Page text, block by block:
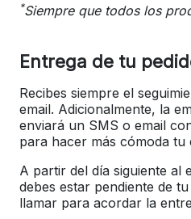
*Siempre que todos los
Entrega de tu
Recibes siempre el
email. Adicionalmente, la
enviará un SMS o email
para hacer más cómoda tu
A partir del día siguiente al
debes estar pendiente de
llamar para acordar la